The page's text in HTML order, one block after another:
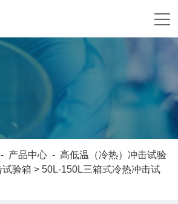
- 产品中心 -高低温（冷热）冲击试验
验箱 > 50L-150L三箱式冷热冲击试